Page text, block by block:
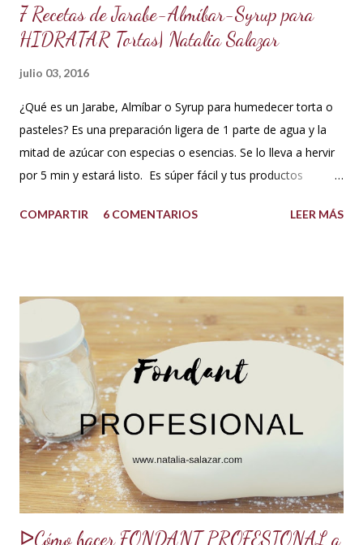
7 Recetas de Jarabe-Almíbar-Syrup para
HIDRATAR Tortas| Natalia Salazar
julio 03, 2016
¿Qué es un Jarabe, Almíbar o Syrup para humedecer torta o
pasteles? Es una preparación ligera de 1 parte de agua y la
mitad de azúcar con especias o esencias. Se lo lleva a hervir
por 5 min y estará listo. Es súper fácil y tus productos
USOS: Siempre que hacemos una torta cubierta
porque el producto estaba muy seco al salir del horno o
porque la receta era básica como suelen ser los bizcochuelos
de batido liviano como el Genovés, Angel cake, etc. Así tus
tortas y pasteles te quedarán húmedos y mucho más
sabrosos. Los jarabes pueden ser de diferentes sabores, de
acuerdo a los ingredientes que usemos. Aquí te comparto
una...
COMPARTIR 6 COMENTARIOS LEER MÁS
ᐅCómo hacer FONDANT PROFESIONAL a